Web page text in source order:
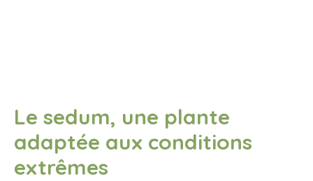
Le sedum, une plante
adaptée aux conditions
extrêmes